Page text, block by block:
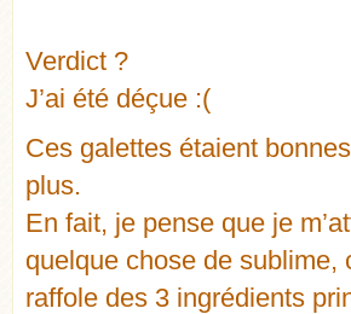
Verdict ?
J’ai été déçue :(
Ces galettes étaient
plus.
En fait, je pense que je
quelque chose de sublime,
raffole des 3 ingrédients